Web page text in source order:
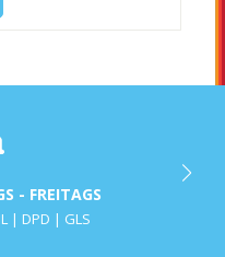
- FREITAGS
| DPD | GLS